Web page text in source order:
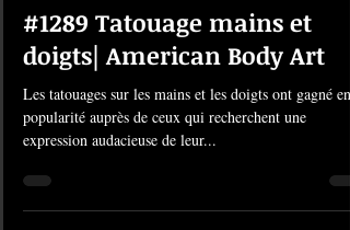
31 juil. 2023 1 min de lecture
#1289 Tatouage mains et
doigts| American Body Art
Les tatouages sur les mains et les doigts ont gagné en
popularité auprès de ceux qui recherchent une